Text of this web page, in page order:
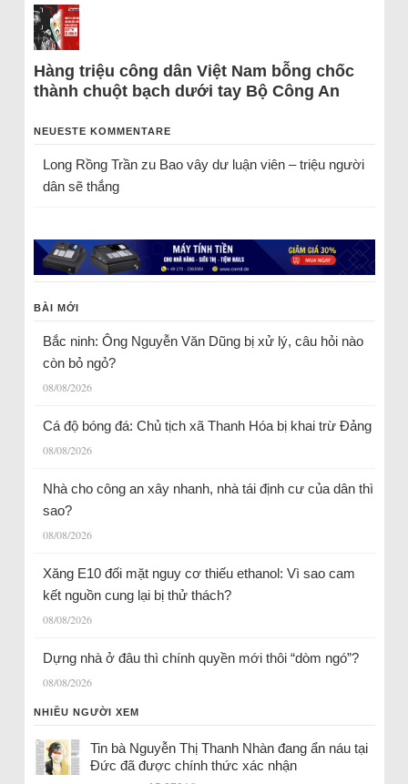
Hàng triệu công dân Việt Nam bỗng chốc
thành chuột bạch dưới tay Bộ Công An
NEUESTE KOMMENTARE
Long Rồng Trầnzu Bao vây dư luận viên – triệu người
dân sẽ thắng
BÀI MỚI
Bắc ninh: Ông Nguyễn Văn Dũng bị xử lý, câu hỏi nào
còn bỏ ngỏ?
08/08/2026
Cá độ bóng đá: Chủ tịch xã Thanh Hóa bị khai trừ Đảng
08/08/2026
Nhà cho công an xây nhanh, nhà tái định cư của dân thì
sao?
08/08/2026
Xăng E10 đối mặt nguy cơ thiếu ethanol: Vì sao cam
kết nguồn cung lại bị thử thách?
08/08/2026
Dựng nhà ở đâu thì chính quyền mới thôi “dòm ngó”?
08/08/2026
NHIỀU NGƯỜI XEM
Tin bà Nguyễn Thị Thanh Nhàn đang ẩn náu tại
Đức đã được chính thức xác nhận